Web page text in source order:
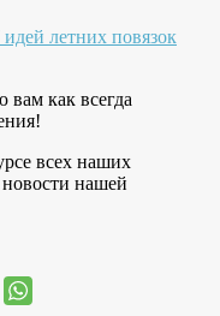
идей летних повязок
как всегда
всех наших
новости нашей